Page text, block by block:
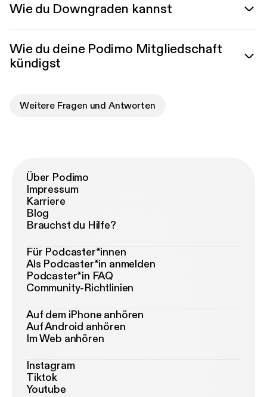
Wie du Downgraden kannst
Wie du deine Podimo Mitgliedschaft
kündigst
Weitere Fragen und Antworten
Über Podimo
Impressum
Karriere
Blog
Brauchst du Hilfe?
Für Podcaster*innen
Als Podcaster*in anmelden
Podcaster*in FAQ
Community-Richtlinien
Auf dem iPhone anhören
Auf Android anhören
Im Web anhören
Instagram
Tiktok
Youtube